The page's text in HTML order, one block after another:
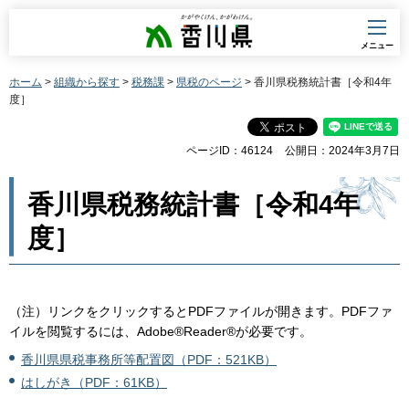
香川県
メニュー
ホーム > 組織から探す > 税務課 > 県税のページ > 香川県税務統計書［令和4年
度］
ページID：46124 公開日：2024年3月7日
香川県税務統計書［令和4年
度］
（注）リンクをクリックするとPDFファイルが開きます。PDFファ
イルを閲覧するには、Adobe®Reader®が必要です。
香川県県税事務所等配置図（PDF：521KB）
はしがき（PDF：61KB）